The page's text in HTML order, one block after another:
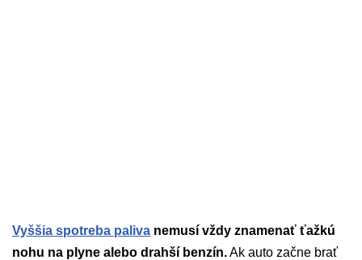
Vyššia spotreba paliva nemusí vždy znamenať ťažkú
nohu na plyne alebo drahší benzín.Ak auto začne brať